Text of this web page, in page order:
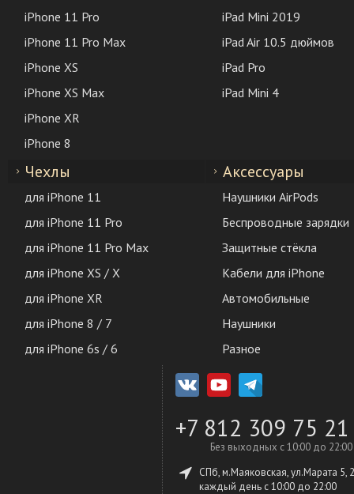
iPhone 11 Pro
iPhone 11 Pro Max
iPhone XS
iPhone XS Max
iPhone XR
iPhone 8
iPad Mini 2019
iPad Air 10.5 дюймов
iPad Pro
iPad Mini 4
Чехлы
для iPhone 11
для iPhone 11 Pro
для iPhone 11 Pro Max
для iPhone XS / X
для iPhone XR
для iPhone 8 / 7
для iPhone 6s / 6
Аксессуары
Наушники AirPods
Беспроводные зарядки
Защитные стёкла
Кабели для iPhone
Автомобильные
Наушники
Разное
+7 812 309 75 21
Без выходных с 10:00 до 22:00
СПб, м.Маяковская, ул.Марата 5,
каждый день c 10:00 до 22:00